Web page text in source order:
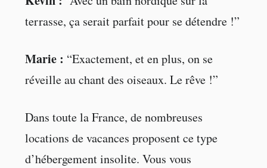
terrasse, ça serait parfait pour se détendre !”
Marie : “Exactement, et en plus, on se
réveille au chant des oiseaux. Le rêve !”
Dans toute la France, de nombreuses
locations de vacances proposent ce type
d’hébergement insolite. Vous vous